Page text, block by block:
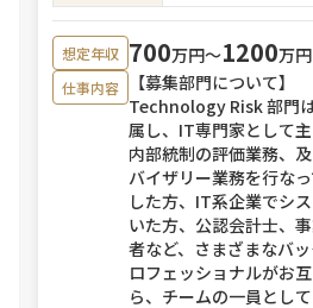
想定年収 700万円〜1200万円
仕事内容
【募集部門について】
Technology Risk 部門
属し、IT専門家として
内部統制の評価業務、
バイザリー業務を行な
した方、IT系企業でシ
いた方、公認会計士、
者など、さまざまなバ
ロフェッショナルがお
ら、チームの一員とし